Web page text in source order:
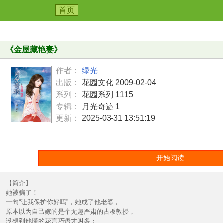
首页
《金屋藏艳妻》
作者：
绿光
出版：
花园文化 2009-02-04
系列：
花园系列 1115
专辑：
月光奇迹 1
更新：
2025-03-31 13:51:19
开始阅读
【简介】
她被骗了！
一句“让我保护你好吗”，她成了他老婆，
原本以为自己嫁的是个无趣严肃的古板教授，
没想到他懂的花言巧语才叫多；